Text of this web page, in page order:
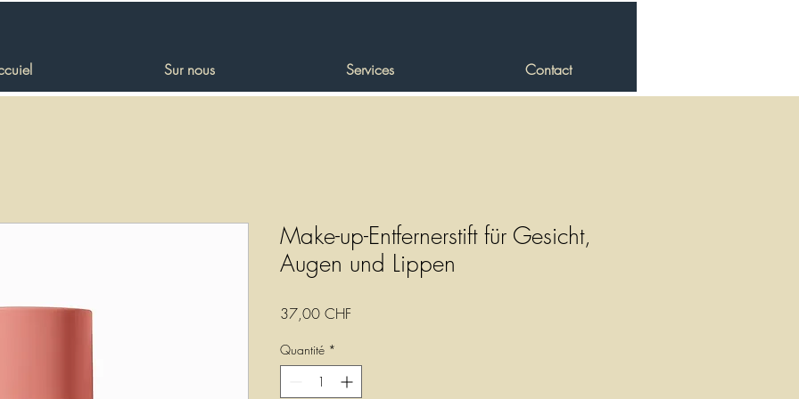
Sur nous Services Contact
Make-up-Entfernerstift für Gesicht,
Augen und Lippen
37,00 CHFPrix
Quantité *